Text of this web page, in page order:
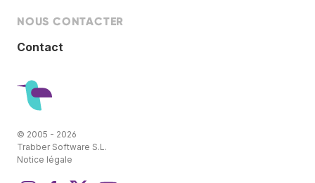
NOUS CONTACTER
Contact
© 2005 - 2026
Trabber Software S.L.
Notice légale